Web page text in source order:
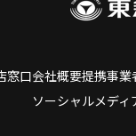
2 3 4
窓口会社概要提携事業
ソーシャルメディ